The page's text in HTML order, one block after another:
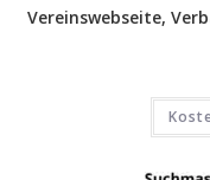
Vereinswebseite,